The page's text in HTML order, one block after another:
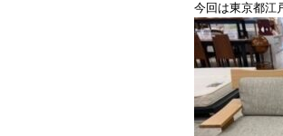
今回は東京都江